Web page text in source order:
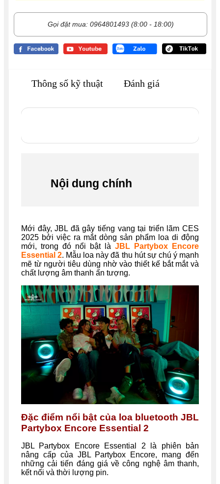
Gọi đặt mua: 0964801493 (8:00 - 18:00)
Thông số kỹ thuật Đánh giá
Nội dung chính
Mới đây, JBL đã gây tiếng vang tại triển lãm CES
2025 bởi việc ra mắt dòng sản phẩm loa di động
mới, trong đó nổi bật là JBL Partybox Encore
Essential 2. Mẫu loa này đã thu hút sự chú ý mạnh
mẽ từ người tiêu dùng nhờ vào thiết kế bắt mắt và
chất lượng âm thanh ấn tượng.
Đặc điểm nổi bật của loa bluetooth JBL
Partybox Encore Essential 2
JBL Partybox Encore Essential 2 là phiên bản
nâng cấp của JBL Partybox Encore, mang đến
những cải tiến đáng giá về công nghệ âm thanh,
kết nối và thời lượng pin.